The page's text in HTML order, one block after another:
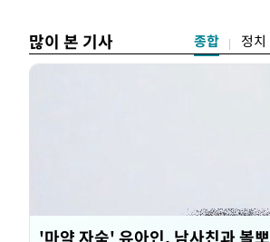
많이 본 기사 종합 정치
'마약 자숙' 유아인, 남사친과 볼뽀